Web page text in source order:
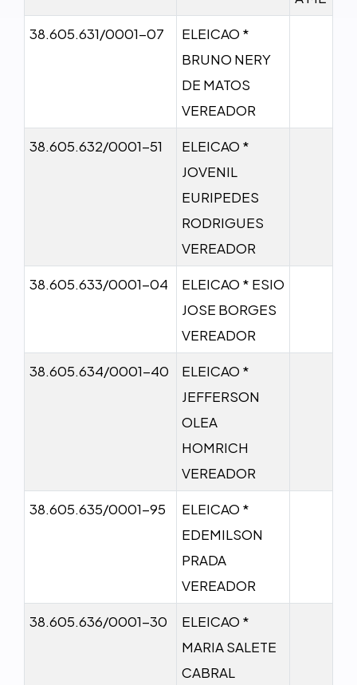
38.605.631/0001-07
ELEICAO *
BRUNO NERY
DE MATOS
VEREADOR
38.605.632/0001-51
ELEICAO *
JOVENIL
EURIPEDES
RODRIGUES
VEREADOR
38.605.633/0001-04
ELEICAO * ESIO
JOSE BORGES
VEREADOR
38.605.634/0001-40
ELEICAO *
JEFFERSON
OLEA
HOMRICH
VEREADOR
38.605.635/0001-95
ELEICAO *
EDEMILSON
PRADA
VEREADOR
38.605.636/0001-30
ELEICAO *
MARIA SALETE
CABRAL